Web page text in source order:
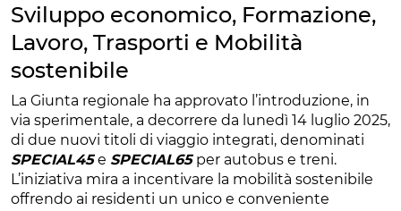
Sviluppo economico, Formazione,
Lavoro, Trasporti e Mobilità
sostenibile
La Giunta regionale ha approvato l’introduzione, in
via sperimentale, a decorrere da lunedì 14 luglio 2025,
di due nuovi titoli di viaggio integrati, denominati
SPECIAL45e SPECIAL65per autobus e treni.
L’iniziativa mira a incentivare la mobilità sostenibile
offrendo ai residenti un unico e conveniente